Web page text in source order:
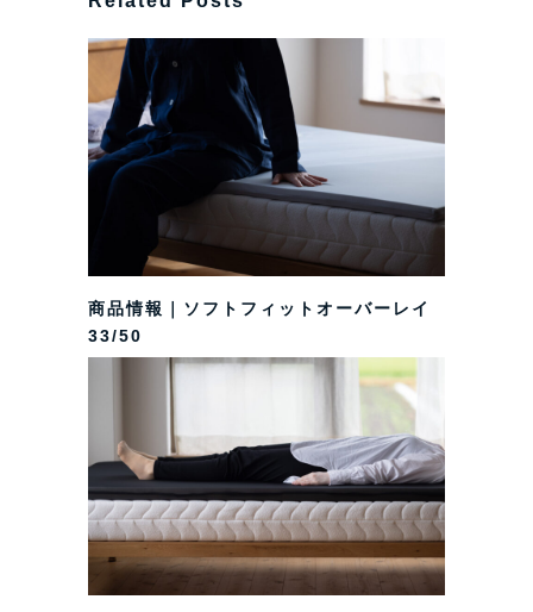
商品情報｜ソフトフィットオーバーレイ
33/50